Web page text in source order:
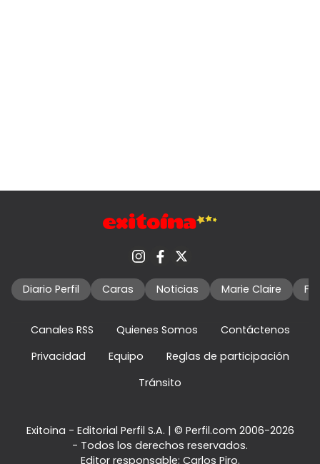
Diario Perfil Caras Noticias Marie Claire
Canales RSS Quienes Somos
Contáctenos
Privacidad
Equipo
Reglas de participación
Tránsito
Exitoina - Editorial Perfil S.A. | © Perfil.com 2006-2026
- Todos los derechos reservados.
Editor responsable: Carlos Piro.